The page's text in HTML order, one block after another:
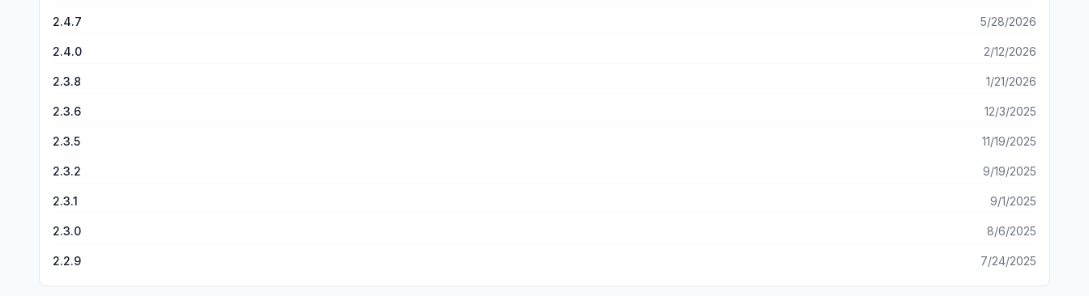
2.4.7 5/28/2026
2.4.0 2/12/2026
2.3.8 1/21/2026
2.3.6 12/3/2025
2.3.5 11/19/2025
2.3.2 9/19/2025
2.3.1 9/1/2025
2.3.0 8/6/2025
2.2.9 7/24/2025